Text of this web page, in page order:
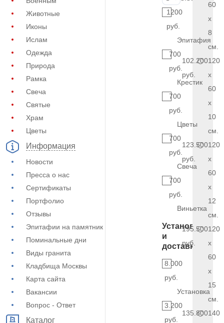
Животные
Иконы
Ислам
Одежда
Природа
Рамка
Свеча
Святые
Храм
Цветы
Информация
Новости
Пресса о нас
Сертификаты
Портфолио
Отзывы
Эпитафии на памятник
Поминальные дни
Виды гранита
Кладбища Москвы
Карта сайта
Вакансии
Вопрос - Ответ
Каталог
1200
руб.
Эпитафия
700
руб.
Крестик
700
руб.
Цветы
700
руб.
Свеча
700
руб.
Виньетка
Установка
и
доставка
8.000
руб.
Установка
3.200
руб.
60
x
8
см.
102.200
руб.
120
x
60
x
10
см.
123.500
руб.
120
x
60
x
12
см.
195.500
руб.
120
x
60
x
15
см.
135.800140